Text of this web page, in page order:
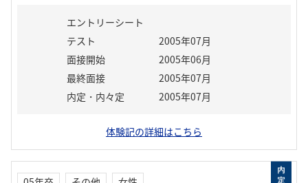
エントリーシート
テスト
2005年07月
面接開始
2005年06月
最終面接
2005年07月
内定・内々定
2005年07月
体験記の詳細はこちら